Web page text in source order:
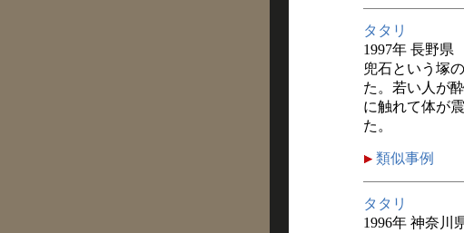
タタリ
1997年 長野県
兜石という塚
た。若い人が
に触れて体が
た。
類似事例
タタリ
1996年 神奈川